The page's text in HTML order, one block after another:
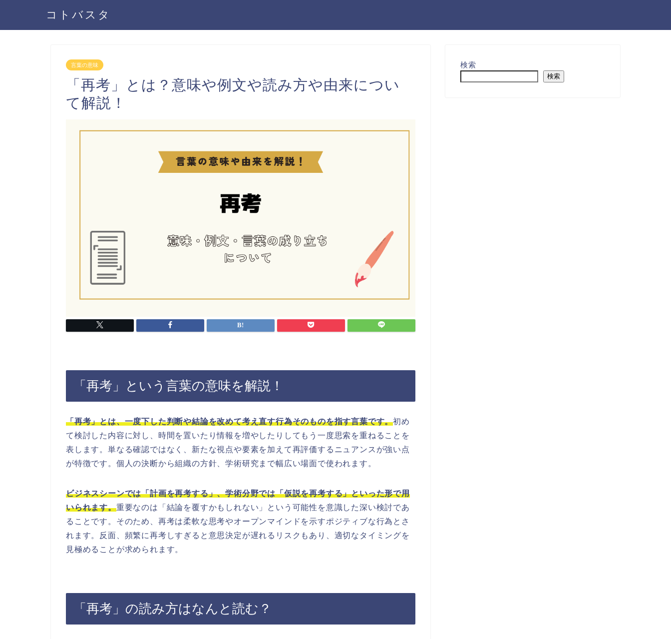
コトバスタ
言葉の意味
「再考」とは？意味や例文や読み方や由来につい
て解説！
「再考」という言葉の意味を解説！
「再考」とは、一度下した判断や結論を改めて考え直す行為そのものを指す言葉です。初め
て検討した内容に対し、時間を置いたり情報を増やしたりしてもう一度思索を重ねることを
表します。単なる確認ではなく、新たな視点や要素を加えて再評価するニュアンスが強い点
が特徴です。個人の決断から組織の方針、学術研究まで幅広い場面で使われます。
ビジネスシーンでは「計画を再考する」、学術分野では「仮説を再考する」といった形で用
いられます。重要なのは「結論を覆すかもしれない」という可能性を意識した深い検討であ
ることです。そのため、再考は柔軟な思考やオープンマインドを示すポジティブな行為とさ
れます。反面、頻繁に再考しすぎると意思決定が遅れるリスクもあり、適切なタイミングを
見極めることが求められます。
「再考」の読み方はなんと読む？
検索
検索